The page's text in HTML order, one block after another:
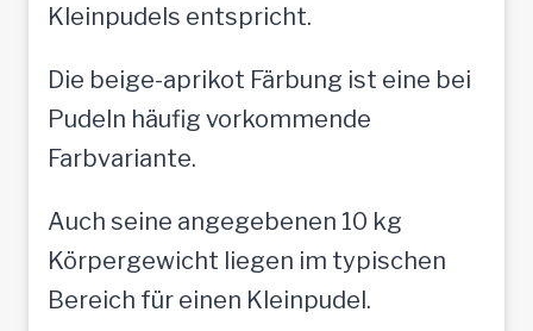
Kleinpudels entspricht.
Die beige-aprikot Färbung ist eine bei
Pudeln häufig vorkommende
Farbvariante.
Auch seine angegebenen 10 kg
Körpergewicht liegen im typischen
Bereich für einen Kleinpudel.